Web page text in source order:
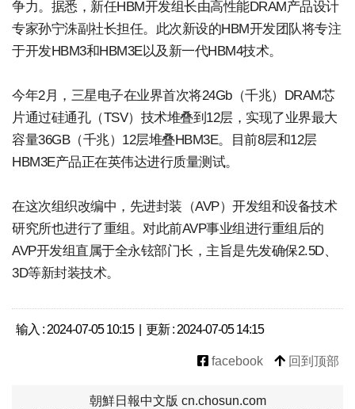
争力。据悉，新任HBM开发组长由高性能DRAM产品设计
专家孙宁洙副社长担任。此次新设的HBM开发团队将专注
于开发HBM3和HBM3E以及新一代HBM4技术。
今年2月，三星电子在业界首次将24Gb（千兆）DRAM芯
片通过硅通孔（TSV）技术堆叠到12层，实现了业界最大
容量36GB（千兆）12层堆叠HBM3E。目前8层和12层
HBM3E产品正在英伟达进行质量测试。
在这次组织改编中，先进封装（AVP）开发组和设备技术
研究所也进行了重组。对此前AVP事业组进行重组后的
AVP开发组直属于全永铉部门长，主旨是先发确保2.5D、
3D等新封装技术。
输入 : 2024-07-05 10:15 | 更新 : 2024-07-05 14:15
facebook 回到顶部
朝鮮日報中文版 cn.chosun.com